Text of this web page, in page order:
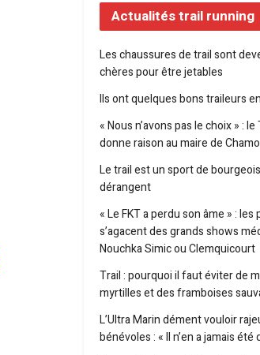
Actualités trail running
Les chaussures de trail sont
chères pour être jetables
Ils ont quelques bons traileurs
« Nous n’avons pas le choix » :
donne raison au maire de
Le trail est un sport de
dérangent
« Le FKT a perdu son âme » : les
s’agacent des grands shows
Nouchka Simic ou Clemquicourt
Trail : pourquoi il faut éviter de
myrtilles et des framboises
L’Ultra Marin dément vouloir
bénévoles : « Il n’en a jamais été